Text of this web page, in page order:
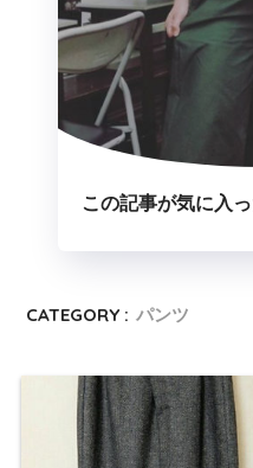
この記事が気に入
CATEGORY : パンツ